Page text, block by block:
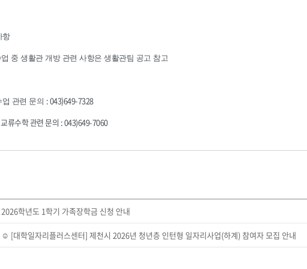
항
업 중 생활관 개방 관련 사항은 생활관팀 공고 참고
업 관련 문의 : 043)649-7328
류수학 관련 문의 : 043)649-7060
2026학년도 1학기 가족장학금 신청 안내
☺️ [대학일자리플러스센터] 제천시 2026년 청년층 인턴형 일자리사업(하계) 참여자 모집 안내